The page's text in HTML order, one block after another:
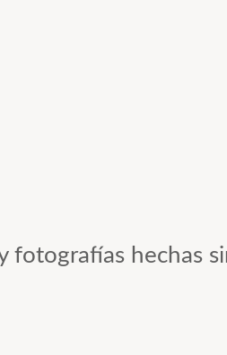
fotografías hechas